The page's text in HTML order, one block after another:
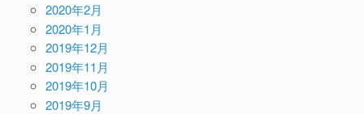
2020年2月
2020年1月
2019年12月
2019年11月
2019年10月
2019年9月